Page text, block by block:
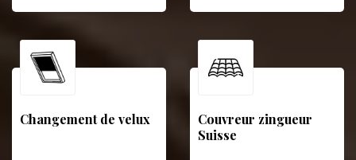
Changement de velux
Couvreur zingueur
Suisse